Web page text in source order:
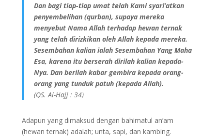
Dan bagi tiap-tiap umat telah Kami syari’atkan
penyembelihan (qurban), supaya mereka
menyebut Nama Allah terhadap hewan ternak
yang telah dirizkikan oleh Allah kepada mereka.
Sesembahan kalian ialah Sesembahan Yang Maha
Esa, karena itu berserah dirilah kalian kepada-
Nya. Dan berilah kabar gembira kepada orang-
orang yang tunduk patuh (kepada Allah).
(QS. Al-Hajj : 34)
Adapun yang dimaksud dengan bahimatul an’am
(hewan ternak) adalah; unta, sapi, dan kambing.